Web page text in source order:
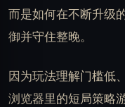
而是如何在不断升级
御并守住整晚。
因为玩法理解门槛低
浏览器里的短局策略